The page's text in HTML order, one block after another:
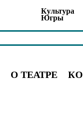
Культура
Югры
О ТЕАТРЕ